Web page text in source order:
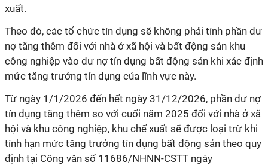
xuất.
Theo đó, các tổ chức tín dụng sẽ không phải tính phần dư
nợ tăng thêm đối với nhà ở xã hội và bất động sản khu
công nghiệp vào dư nợ tín dụng bất động sản khi xác định
mức tăng trưởng tín dụng của lĩnh vực này.
Từ ngày 1/1/2026 đến hết ngày 31/12/2026, phần dư nợ
tín dụng tăng thêm so với cuối năm 2025 đối với nhà ở xã
hội và khu công nghiệp, khu chế xuất sẽ được loại trừ khi
tính hạn mức tăng trưởng tín dụng bất động sản theo quy
định tại Công văn số 11686/NHNN-CSTT ngày